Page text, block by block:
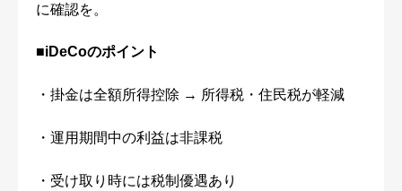
に確認を。
■iDeCoのポイント
・掛金は全額所得控除 → 所得税・住民税が軽減
・運用期間中の利益は非課税
・受け取り時には税制優遇あり